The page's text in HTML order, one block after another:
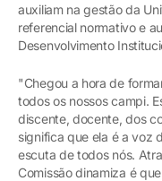
auxiliam na gestão da
referencial normativo e
Desenvolvimento
"Chegou a hora de
todos os nossos campi.
discente, docente, dos
significa que ela é a voz
escuta de todos nós.
Comissão dinamiza é